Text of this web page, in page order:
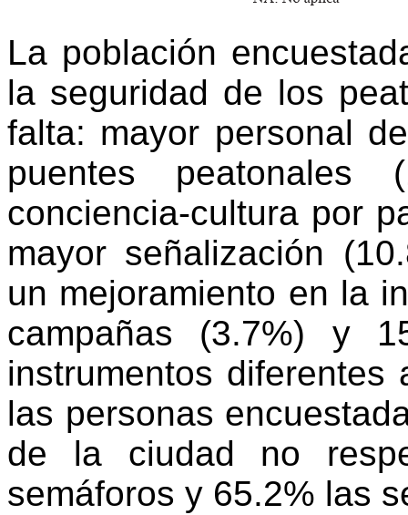
La población
la seguridad de los
falta: mayor personal
puentes peatonales
conciencia-cultura por
mayor señalización
un mejoramiento en la
campañas (3.7%) y
instrumentos
las personas
de la ciudad no
semáforos y 65.2% las